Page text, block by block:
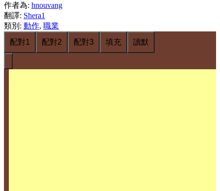
作者為: hnouvang
翻譯: Shera1
類別 : 動作, 職業
配對1
配對2 配對3 填充 讀默